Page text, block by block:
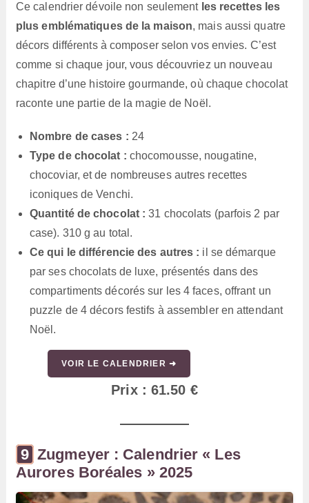
Ce calendrier dévoile non seulement les recettes les
plus emblématiques de la maison, mais aussi quatre
décors différents à composer selon vos envies. C’est
comme si chaque jour, vous découvriez un nouveau
chapitre d’une histoire gourmande, où chaque chocolat
raconte une partie de la magie de Noël.
Nombre de cases : 24
Type de chocolat : chocomousse, nougatine,
chocoviar, et de nombreuses autres recettes
iconiques de Venchi.
Quantité de chocolat : 31 chocolats (parfois 2 par
case). 310 g au total.
Ce qui le différencie des autres : il se démarque
par ses chocolats de luxe, présentés dans des
compartiments décorés sur les 4 faces, offrant un
puzzle de 4 décors festifs à assembler en attendant
Noël.
VOIR LE CALENDRIER ➜
Prix : 61.50 €
Zugmeyer : Calendrier « Les
Aurores Boréales » 2025